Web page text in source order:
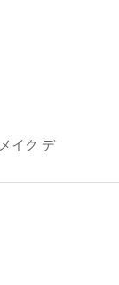
イク デ